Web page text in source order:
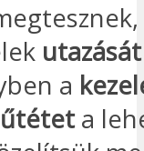
a
a